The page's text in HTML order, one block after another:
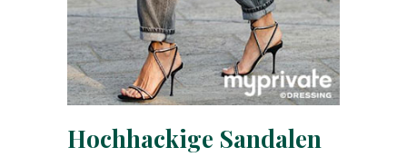
Hochhackige Sandalen